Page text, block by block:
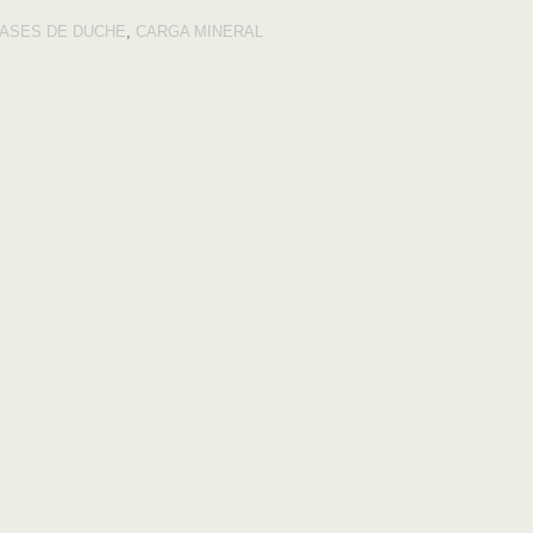
DE DUCHE, CARGA MINERAL